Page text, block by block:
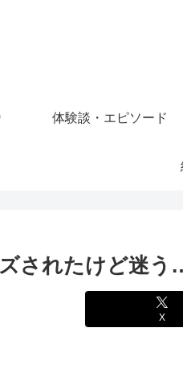
体験談・エピソード
されたけど迷
X